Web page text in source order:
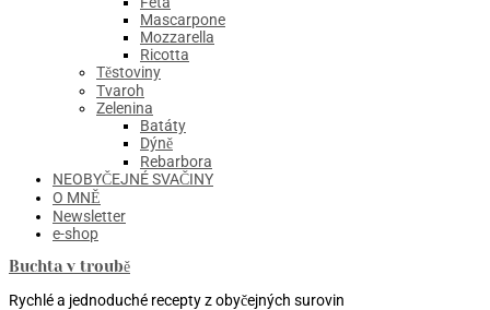
Mascarpone
Mozzarella
Ricotta
Těstoviny
Tvaroh
Zelenina
Batáty
Dýně
Rebarbora
NEOBYČEJNÉ SVAČINY
O MNĚ
Newsletter
e-shop
Buchta v troubě
Rychlé a jednoduché recepty z obyčejných surovin